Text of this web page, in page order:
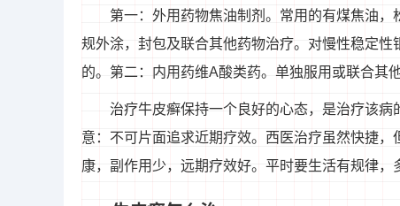
第一：外用药物焦油制剂。常用的有煤焦油
规外涂，封包及联合其他药物治疗。对慢性稳定
的。第二：内用药维A酸类药。单独服用或联合其
治疗牛皮癣保持一个良好的心态，是治疗该
意：不可片面追求近期疗效。西医治疗虽然快捷
康，副作用少，远期疗效好。平时要生活有规律，